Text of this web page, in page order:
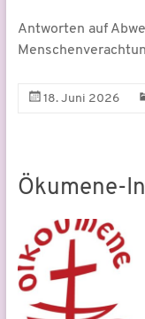
Antworten auf
18. Juni 2026
Ökumene-